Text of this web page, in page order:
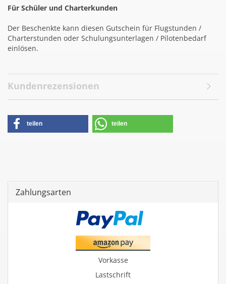
Für Schüler und Charterkunden
Der Beschenkte kann diesen Gutschein für Flugstunden /
Charterstunden oder Schulungsunterlagen / Pilotenbedarf
einlösen.
Kundenrezensionen
teilen teilen
Zahlungsarten
Vorkasse
Lastschrift